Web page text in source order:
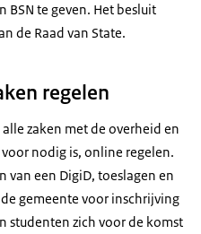
te geven. Het besluit
de Raad van State.
regelen
zaken met de overheid en
nodig is, online regelen.
van een DigiD, toeslagen en
gemeente voor inschrijving
studenten zich voor de komst